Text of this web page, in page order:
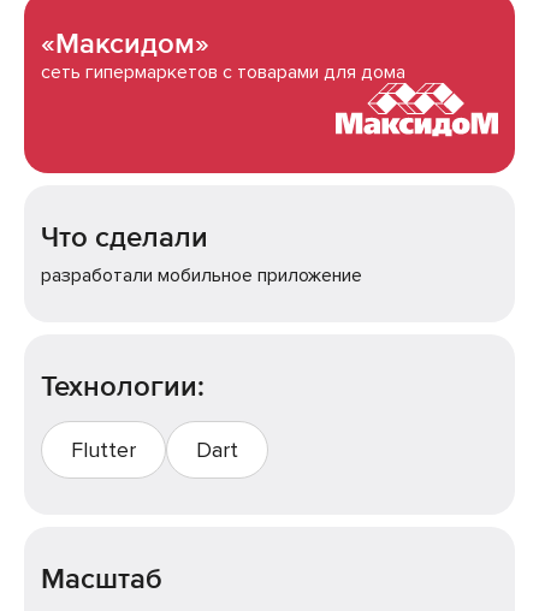
«Максидом»
сеть гипермаркетов с товарами для дома
Что сделали
разработали мобильное приложение
Технологии:
Flutter Dart
Масштаб